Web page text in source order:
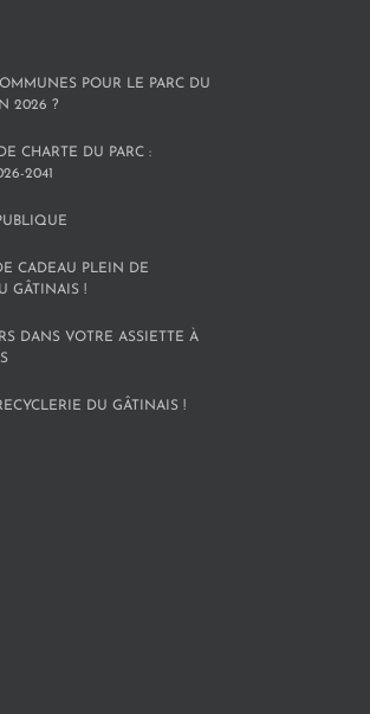
POUR LE PARC DU
2026 ?
CHARTE DU PARC :
2041
CADEAU PLEIN DE
GÂTINAIS !
DANS VOTRE ASSIETTE À
DU GÂTINAIS !